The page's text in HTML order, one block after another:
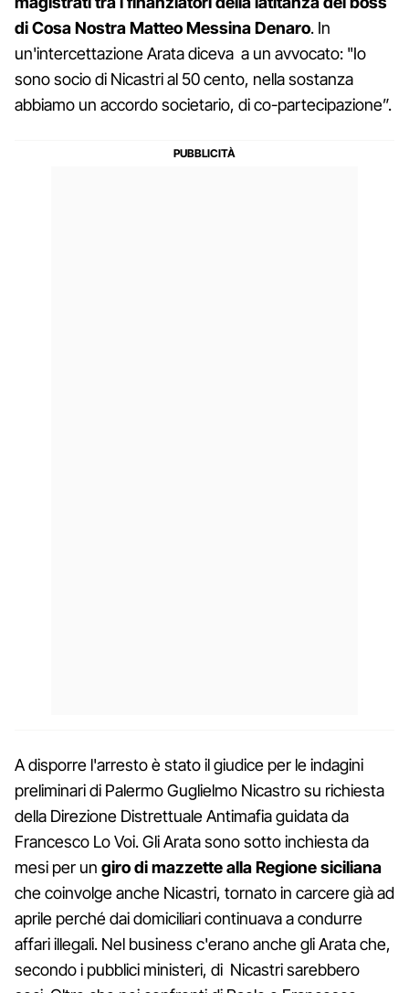
di Cosa Nostra Matteo Messina Denaro. In
un'intercettazione Arata diceva a un avvocato: "Io
sono socio di Nicastri al 50 cento, nella sostanza
abbiamo un accordo societario, di co-partecipazione”.
A disporre l'arresto è stato il giudice per le indagini
preliminari di Palermo Guglielmo Nicastro su richiesta
della Direzione Distrettuale Antimafia guidata da
Francesco Lo Voi. Gli Arata sono sotto inchiesta da
mesi per un giro di mazzette alla Regione siciliana
che coinvolge anche Nicastri, tornato in carcere già ad
aprile perché dai domiciliari continuava a condurre
affari illegali. Nel business c'erano anche gli Arata che,
secondo i pubblici ministeri, di Nicastri sarebbero